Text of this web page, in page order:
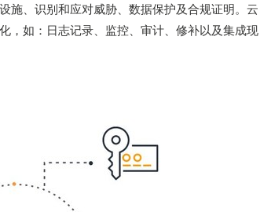
施、识别和应对威胁、数据保护及合规证明。云
，如：日志记录、监控、审计、修补以及集成现